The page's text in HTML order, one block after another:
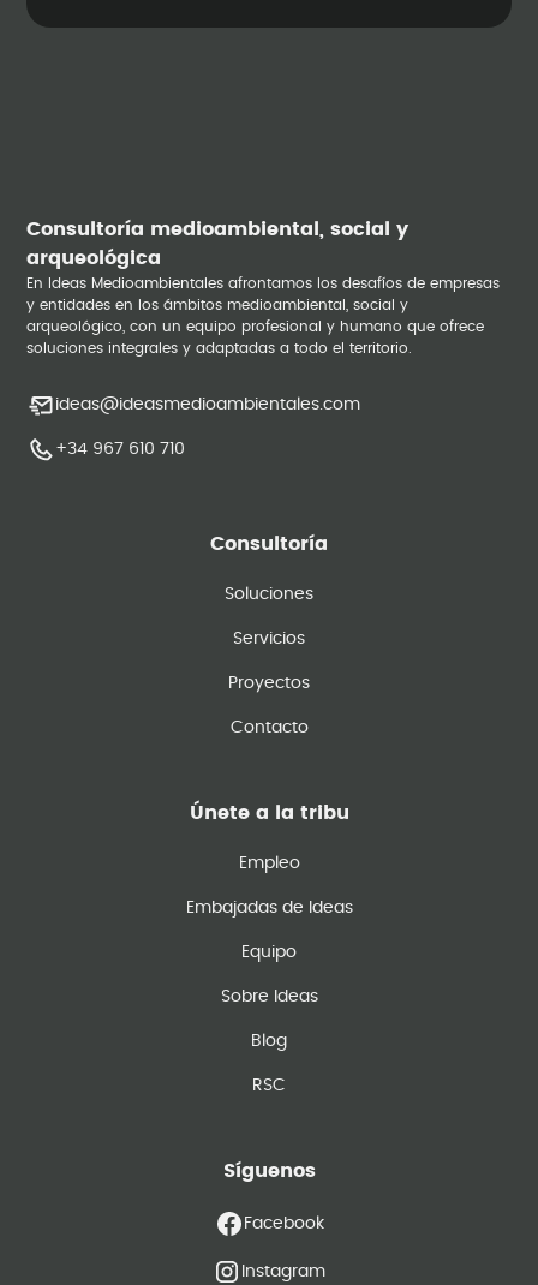
Consultoría medioambiental, social y
arqueológica
En Ideas Medioambientales afrontamos los desafíos de empresas
y entidades en los ámbitos medioambiental, social y
arqueológico, con un equipo profesional y humano que ofrece
soluciones integrales y adaptadas a todo el territorio.
ideas@ideasmedioambientales.com
+34 967 610 710
Consultoría
Soluciones
Servicios
Proyectos
Contacto
Únete a la tribu
Empleo
Embajadas de Ideas
Equipo
Sobre Ideas
Blog
RSC
Síguenos
Facebook
Instagram